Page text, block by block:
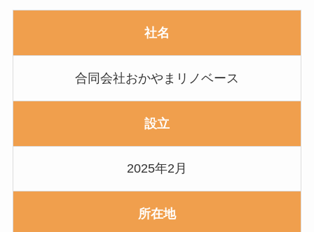
社名
合同会社おかやまリノベース
設立
2025年2月
所在地